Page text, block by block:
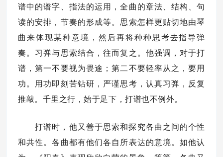
谱中的谱字、指法的运用，全曲的章法、结构、句
读的安排，节奏的形成等。思索怎样更贴切地由琴
曲来体现某种意境，然后再将种种思考去指导弹
奏。习弹与思索结合，往而复之。他强调，对于打
谱，第一不要视为畏途；第二不要轻率从之，要用
功。用功即刻苦钻研，严谨思考，认真习弹，反复
推敲。千里之行，始于足下，打谱也不例外。
打谱时，他又善于思索和探究各曲之间的个性
和共性。各曲都有他们各自所表达的意境。如他认